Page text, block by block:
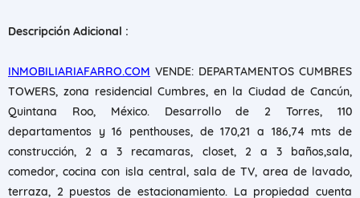
Descripción Adicional :
INMOBILIARIAFARRO.COM VENDE: DEPARTAMENTOS CUMBRES
TOWERS, zona residencial Cumbres, en la Ciudad de Cancún,
Quintana Roo, México. Desarrollo de 2 Torres, 110
departamentos y 16 penthouses, de 170,21 a 186,74 mts de
construcción, 2 a 3 recamaras, closet, 2 a 3 baños,sala,
comedor, cocina con isla central, sala de TV, area de lavado,
terraza, 2 puestos de estacionamiento. La propiedad cuenta